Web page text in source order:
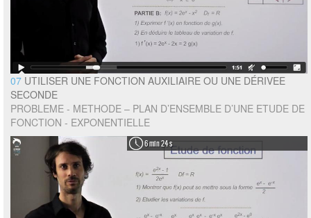
07 UTILISER UNE FONCTION AUXILIAIRE OU UNE DÉRIVEE
SECONDE
PROBLEME - METHODE – PLAN D’ENSEMBLE D’UNE ETUDE DE
FONCTION - EXPONENTIELLE
6 min 24 s